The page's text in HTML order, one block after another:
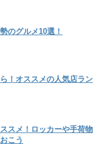
のグルメ10選！
！オススメの人気店ラン
スメ！ロッカーや手荷物
こう